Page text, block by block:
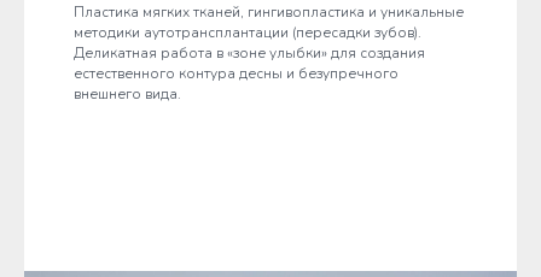
Пластика мягких тканей, гингивопластика и уникальные
методики аутотрансплантации (пересадки зубов).
Деликатная работа в «зоне улыбки» для создания
естественного контура десны и безупречного
внешнего вида.